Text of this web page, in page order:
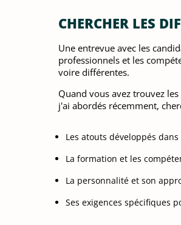
CHERCHER LES
Une entrevue avec les
professionnels et les
voire différentes.
Quand vous avez trouvez
j'ai abordés récemment,
Les atouts développés
La formation et les
La personnalité et son
Ses exigences spécifiques